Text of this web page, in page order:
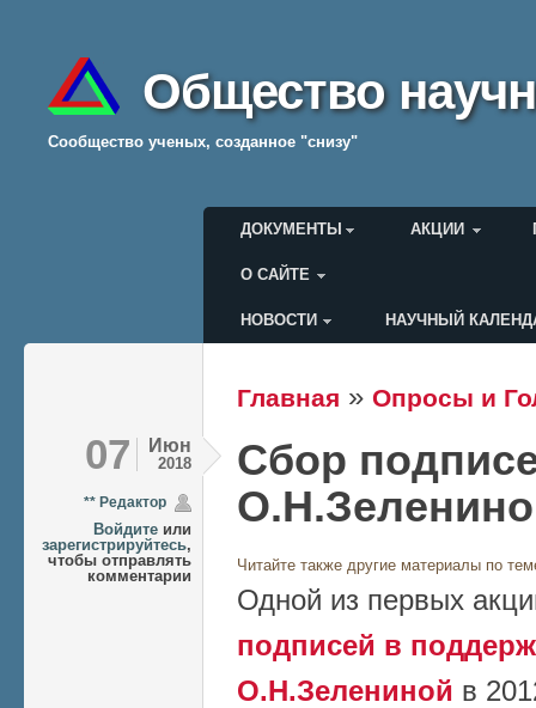
Общество
Cообщество ученых, созданное "снизу"
Главное меню
ДОКУМЕНТЫ АКЦИИ
О САЙТЕ
Меню пользователя
НОВОСТИ НАУЧНЫЙ
Вы здесь
Главная » Опросы и
07 Июн
2018
** Редактор
Войдите или
зарегистрируйтесь,
чтобы отправлять
комментарии
Сбор
Читайте также другие материалы по
Одной из первых
подписей в
О.Н.Зелениной в